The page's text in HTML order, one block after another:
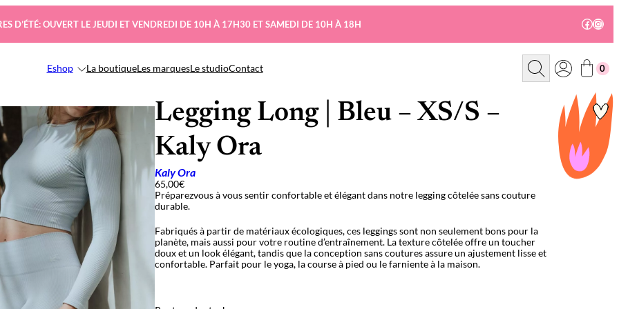
D’ÉTÉ: OUVERT LE JEUDI ET VENDREDI DE 10H À 17H30 ET SAMEDI DE 10H À 18H
Eshop La boutiqueLes marquesLe studioContact
R
c
0
Legging Long | Bleu – XS/S –
Kaly Ora
Kaly Ora
65,00€
Préparezvous à vous sentir confortable et élégant dans notre legging côtelée sans couture
durable.
Fabriqués à partir de matériaux écologiques, ces leggings sont non seulement bons pour la
planète, mais aussi pour votre routine d’entraînement. La texture côtelée offre un toucher
doux et un look élégant, tandis que la conception sans coutures assure un ajustement lisse et
confortable. Parfait pour le yoga, la course à pied ou le farniente à la maison.